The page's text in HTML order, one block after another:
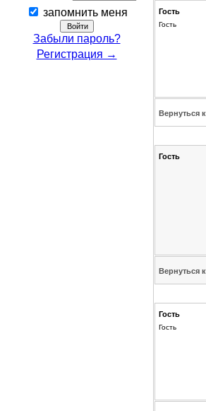
запомнить меня
Забыли пароль?
Регистрация →
Гость
Гость
Вернуться
Гость
Вернуться
Гость
Гость